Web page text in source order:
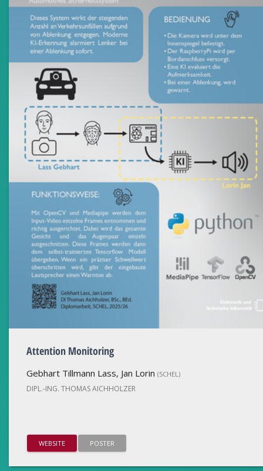
Attention Monitoring
Gebhart Tillmann Lass, Jan Lorin (5CHEL)
DIPL.-ING. THOMAS AICHHOLZER
WEBSITE POSTER